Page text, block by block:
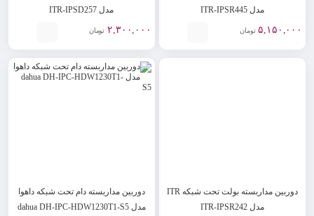
مدل ITR-IPSR445
۵,۱۵۰,۰۰۰ تومان
مدل ITR-IPSD257
۲,۳۰۰,۰۰۰ تومان
دوربین مداربسته بولت تحت شبکه ITR
مدل ITR-IPSR242
دوربین مداربسته دام تحت شبکه داهوا
مدل dahua DH-IPC-HDW1230T1-S5